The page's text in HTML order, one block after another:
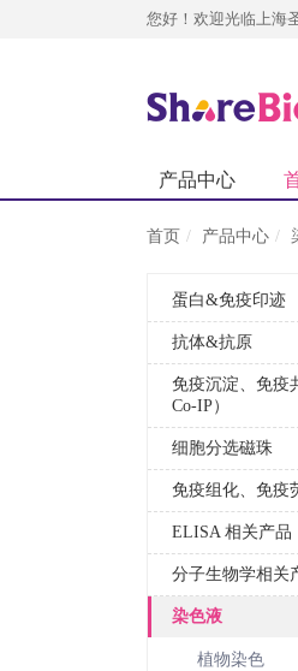
您好！欢迎光临上海
产品中心
首页 产品中心
蛋白&免疫印迹
抗体&抗原
免疫沉淀、免疫
Co-IP）
细胞分选磁珠
免疫组化、免疫
ELISA 相关产品
分子生物学相关
染色液
植物染色